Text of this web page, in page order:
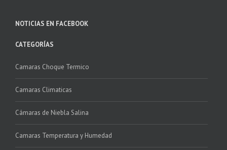
NOTICIAS EN FACEBOOK
CATEGORÍAS
Camaras Choque Termico
Camaras Climaticas
Cámaras de Niebla Salina
Camaras Temperatura y Humedad